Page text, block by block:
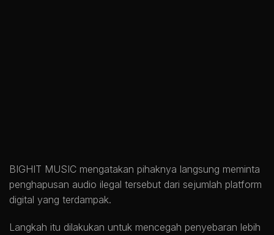
BIGHIT MUSIC mengatakan pihaknya langsung meminta
penghapusan audio ilegal tersebut dari sejumlah platform
digital yang terdampak.
Langkah itu dilakukan untuk mencegah penyebaran lebih